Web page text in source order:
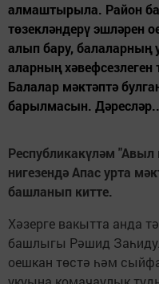
алмаштырыла. Район
төзекләндерү эшләрен
алып бару, балаларның
аларның
Балалар мәктәптә
барылмасын.
Республикакүләм
нигезендә Апас урта
башланып китте.
Хәзерге вакытта анда
башлыгы Рәшид
оешкан төстә һәм